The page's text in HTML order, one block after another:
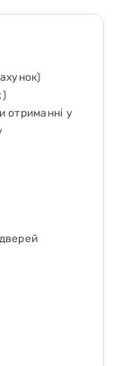
отриманні у